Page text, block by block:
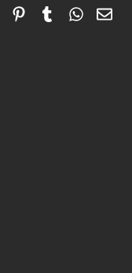
PinterestTumblr 電